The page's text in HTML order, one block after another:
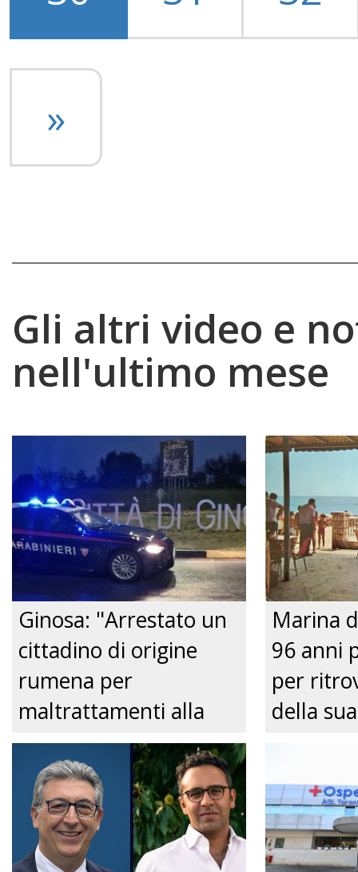
Gli altri video e
nell'ultimo mese
Ginosa: "Arrestato un
cittadino di origine
rumena per
maltrattamenti alla
convivente." Just tv
Marina
96 anni
per
della
dalla
Just tv